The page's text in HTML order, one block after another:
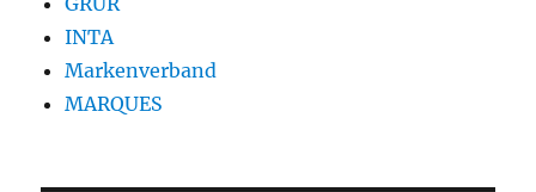
INTA
Markenverband
MARQUES